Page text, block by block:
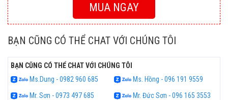
MUA NGAY
BẠN CŨNG CÓ THỂ CHAT VỚI CHÚNG TÔI
BẠN CŨNG CÓ THỂ CHAT VỚI CHÚNG TÔI
Ms.Dung - 0982 960 685
Ms. Hồng - 096 191 9559
Mr. Sơn - 0973 497 685
Mr. Đức Sơn - 096 165 3553